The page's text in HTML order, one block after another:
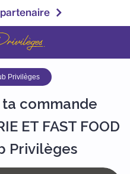
Privilèges
ta commande
ET FAST FOOD
Privilèges